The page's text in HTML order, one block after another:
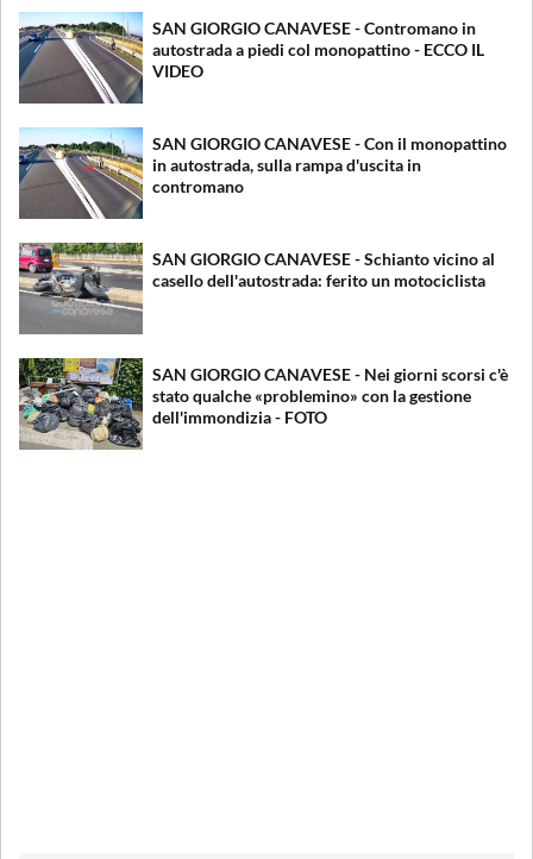
SAN GIORGIO CANAVESE - Contromano in
autostrada a piedi col monopattino - ECCO IL
VIDEO
SAN GIORGIO CANAVESE - Con il monopattino
in autostrada, sulla rampa d'uscita in
contromano
SAN GIORGIO CANAVESE - Schianto vicino al
casello dell'autostrada: ferito un motociclista
SAN GIORGIO CANAVESE - Nei giorni scorsi c'è
stato qualche «problemino» con la gestione
dell'immondizia - FOTO